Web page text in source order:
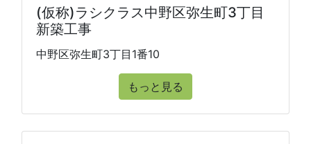
(仮称)ラシクラス中野区弥生町3丁目
新築工事
中野区弥生町3丁目1番10
もっと見る